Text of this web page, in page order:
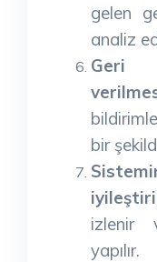
gelen
analiz
Geri
bir
izlenir
yapılır.